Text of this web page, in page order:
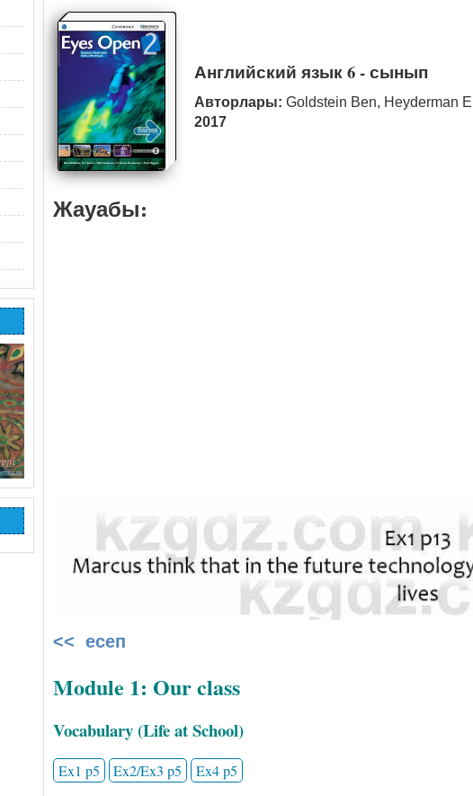
Английский язык 6 - сынып
Авторлары: Goldstein Ben, Heyderman
2017
Жауабы:
<< есеп
Module 1: Our class
Vocabulary (Life at School)
Ex1 p5 Ex2/Ex3 p5 Ex4 p5